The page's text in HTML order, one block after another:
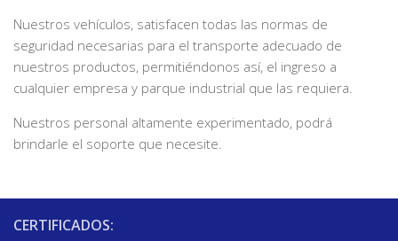
Nuestros vehículos, satisfacen todas las normas de
seguridad necesarias para el transporte adecuado de
nuestros productos, permitiéndonos así, el ingreso a
cualquier empresa y parque industrial que las requiera.
Nuestros personal altamente experimentado, podrá
brindarle el soporte que necesite.
CERTIFICADOS: